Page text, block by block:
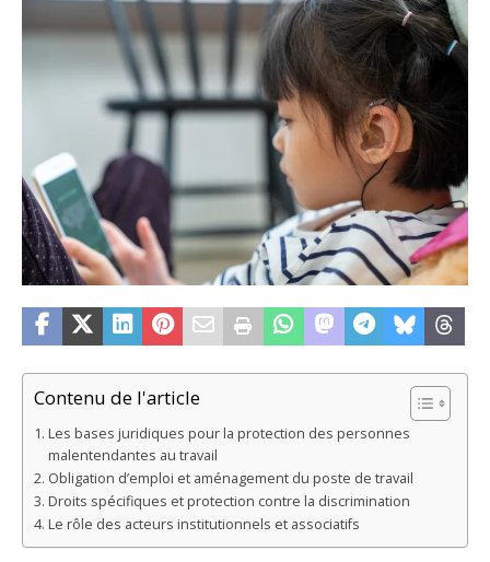
Contenu de l'article
Les bases juridiques pour la protection des personnes
malentendantes au travail
Obligation d’emploi et aménagement du poste de travail
Droits spécifiques et protection contre la discrimination
Le rôle des acteurs institutionnels et associatifs